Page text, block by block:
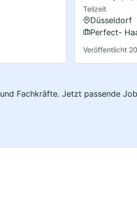
Teilzeit
Düsseldorf
Perfect-
Veröffentlicht
Fachkräfte. Jetzt passende